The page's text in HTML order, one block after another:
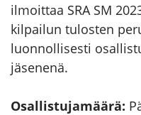
ilmoittaa SRA SM
kilpailun tulosten
luonnollisesti
jäsenenä.
Osallistujamäärä: